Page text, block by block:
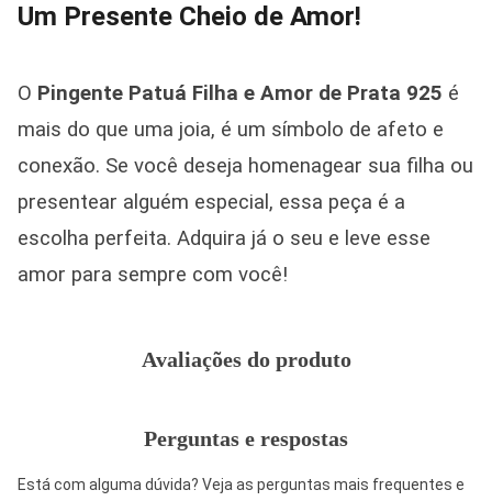
Um Presente Cheio de Amor!
O Pingente Patuá Filha e Amor de Prata 925 é
mais do que uma joia, é um símbolo de afeto e
conexão. Se você deseja homenagear sua filha ou
presentear alguém especial, essa peça é a
escolha perfeita. Adquira já o seu e leve esse
amor para sempre com você!
Avaliações do produto
Perguntas e respostas
Está com alguma dúvida? Veja as perguntas mais frequentes e